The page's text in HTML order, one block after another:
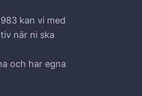
kan vi med
när ni ska
och har egna